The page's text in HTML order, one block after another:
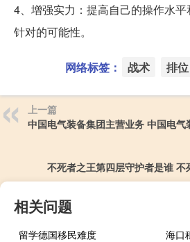
4、增强实力：提高自己的操作水
针对的可能性。
网络标签： 战术 排位
上一篇
中国电气装备集团主营业务 中国电气
不死者之王第四层守护者是谁
相关问题
留学德国移民难度
海口